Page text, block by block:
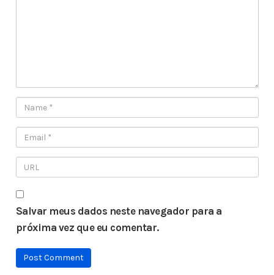
Salvar meus dados neste navegador para a
próxima vez que eu comentar.